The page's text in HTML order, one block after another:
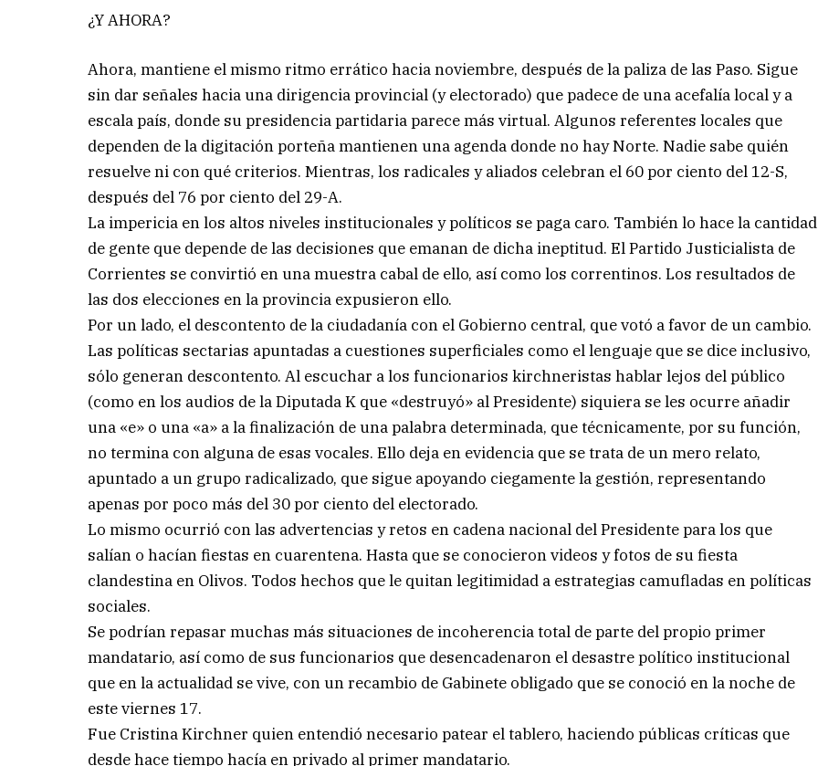
¿Y AHORA?
Ahora, mantiene el mismo ritmo errático hacia noviembre, después de la paliza de las Paso. Sigue
sin dar señales hacia una dirigencia provincial (y electorado) que padece de una acefalía local y a
escala país, donde su presidencia partidaria parece más virtual. Algunos referentes locales que
dependen de la digitación porteña mantienen una agenda donde no hay Norte. Nadie sabe quién
resuelve ni con qué criterios. Mientras, los radicales y aliados celebran el 60 por ciento del 12-S,
después del 76 por ciento del 29-A.
La impericia en los altos niveles institucionales y políticos se paga caro. También lo hace la cantidad
de gente que depende de las decisiones que emanan de dicha ineptitud. El Partido Justicialista de
Corrientes se convirtió en una muestra cabal de ello, así como los correntinos. Los resultados de
las dos elecciones en la provincia expusieron ello.
Por un lado, el descontento de la ciudadanía con el Gobierno central, que votó a favor de un cambio.
Las políticas sectarias apuntadas a cuestiones superficiales como el lenguaje que se dice inclusivo,
sólo generan descontento. Al escuchar a los funcionarios kirchneristas hablar lejos del público
(como en los audios de la Diputada K que «destruyó» al Presidente) siquiera se les ocurre añadir
una «e» o una «a» a la finalización de una palabra determinada, que técnicamente, por su función,
no termina con alguna de esas vocales. Ello deja en evidencia que se trata de un mero relato,
apuntado a un grupo radicalizado, que sigue apoyando ciegamente la gestión, representando
apenas por poco más del 30 por ciento del electorado.
Lo mismo ocurrió con las advertencias y retos en cadena nacional del Presidente para los que
salían o hacían fiestas en cuarentena. Hasta que se conocieron videos y fotos de su fiesta
clandestina en Olivos. Todos hechos que le quitan legitimidad a estrategias camufladas en políticas
sociales.
Se podrían repasar muchas más situaciones de incoherencia total de parte del propio primer
mandatario, así como de sus funcionarios que desencadenaron el desastre político institucional
que en la actualidad se vive, con un recambio de Gabinete obligado que se conoció en la noche de
este viernes 17.
Fue Cristina Kirchner quien entendió necesario patear el tablero, haciendo públicas críticas que
desde hace tiempo hacía en privado al primer mandatario.